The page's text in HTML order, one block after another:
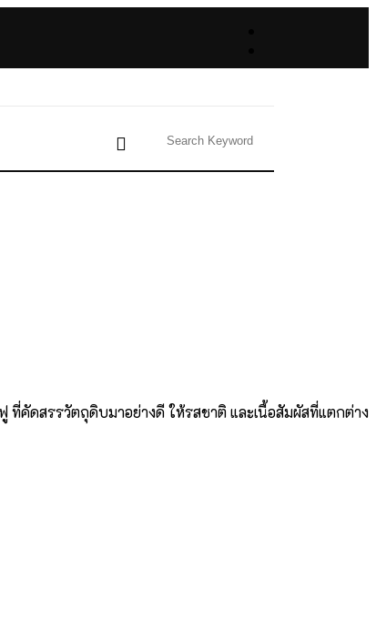
คัดสรรวัตถุดิบมาอย่างดี ให้รสชาติ และเนื้อสัมผัสที่แตกต่าง